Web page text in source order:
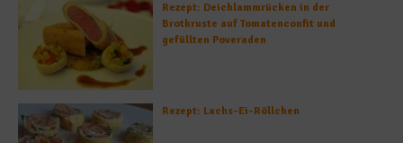
Rezept: Deichlammrücken in der
Brotkruste auf Tomatenconfit und
gefüllten Poveraden
Rezept: Lachs-Ei-Röllchen